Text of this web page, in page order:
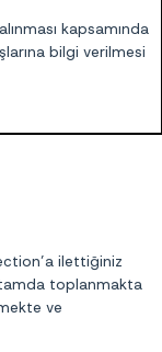
kapsamında
bilgi verilmesi
ilettiğiniz
toplanmakta
ve